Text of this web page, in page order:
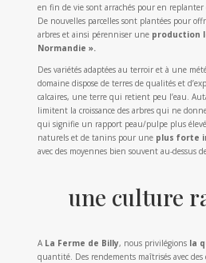
en fin de vie sont arrachés pour en
De nouvelles parcelles sont plantées pour
arbres et ainsi pérenniser une production
Normandie ».
Des variétés adaptées au terroir et à une
domaine dispose de terres de qualités et
calcaires, une terre qui retient peu l’eau.
limitent la croissance des arbres qui ne
qui signifie un rapport peau/pulpe plus
naturels et de tanins pour une plus forte
avec des moyennes bien souvent au-dessus
une culture
A La Ferme de Billy, nous privilégions la
quantité. Des rendements maîtrisés avec